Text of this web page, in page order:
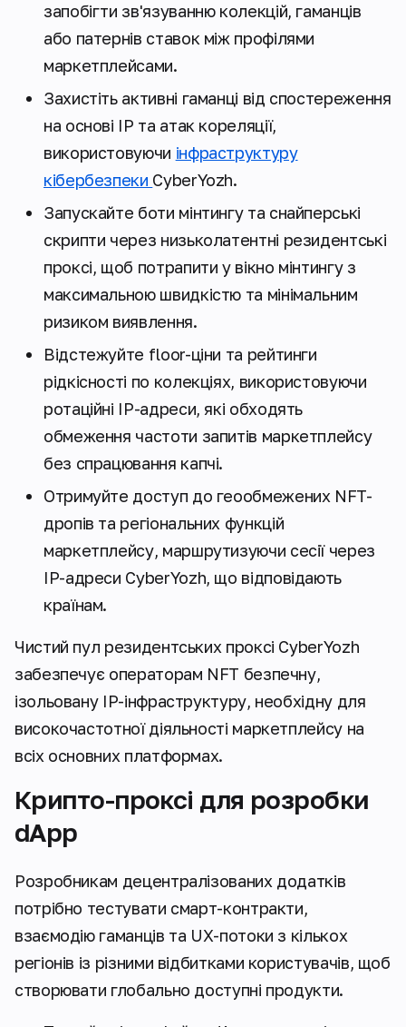
запобігти зв'язуванню колекцій, гаманців
або патернів ставок між профілями
маркетплейсами.
Захистіть активні гаманці від спостереження
на основі IP та атак кореляції,
використовуючи інфраструктуру
кібербезпеки CyberYozh.
Запускайте боти мінтингу та снайперські
скрипти через низьколатентні резидентські
проксі, щоб потрапити у вікно мінтингу з
максимальною швидкістю та мінімальним
ризиком виявлення.
Відстежуйте floor-ціни та рейтинги
рідкісності по колекціях, використовуючи
ротаційні IP-адреси, які обходять
обмеження частоти запитів маркетплейсу
без спрацювання капчі.
Отримуйте доступ до геообмежених NFT-
дропів та регіональних функцій
маркетплейсу, маршрутизуючи сесії через
IP-адреси CyberYozh, що відповідають
країнам.
Чистий пул резидентських проксі CyberYozh
забезпечує операторам NFT безпечну,
ізольовану IP-інфраструктуру, необхідну для
високочастотної діяльності маркетплейсу на
всіх основних платформах.
Крипто-проксі для розробки
dApp
Розробникам децентралізованих додатків
потрібно тестувати смарт-контракти,
взаємодію гаманців та UX-потоки з кількох
регіонів із різними відбитками користувачів, щоб
створювати глобально доступні продукти.